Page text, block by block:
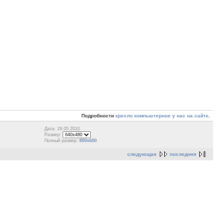
Подробности кресло компьютерное у нас на сайте
Дата: 29.05.2010
Размер:
Полный размер: 800x600
следующая последняя